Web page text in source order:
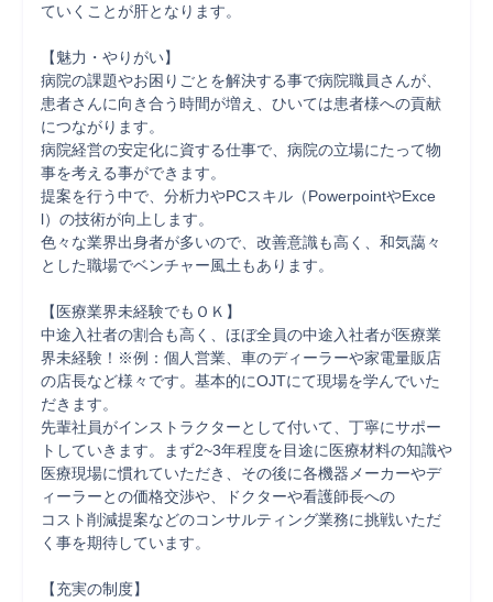
ていくことが肝となります。
【魅力・やりがい】
病院の課題やお困りごとを解決する事で病院職員さんが、
患者さんに向き合う時間が増え、ひいては患者様への貢献
につながります。
病院経営の安定化に資する仕事で、病院の立場にたって物
事を考える事ができます。
提案を行う中で、分析力やPCスキル（PowerpointやExce
l）の技術が向上します。
色々な業界出身者が多いので、改善意識も高く、和気藹々
とした職場でベンチャー風土もあります。
【医療業界未経験でもＯＫ】
中途入社者の割合も高く、ほぼ全員の中途入社者が医療業
界未経験！※例：個人営業、車のディーラーや家電量販店
の店長など様々です。基本的にOJTにて現場を学んでいた
だきます。
先輩社員がインストラクターとして付いて、丁寧にサポー
トしていきます。まず2~3年程度を目途に医療材料の知識や
医療現場に慣れていただき、その後に各機器メーカーやデ
ィーラーとの価格交渉や、ドクターや看護師長への
コスト削減提案などのコンサルティング業務に挑戦いただ
く事を期待しています。
【充実の制度】